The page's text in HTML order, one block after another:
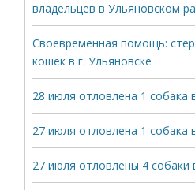
владельцев в Ульяновском
Своевременная помощь:
кошек в г. Ульяновске
28 июля отловлена 1 собака
27 июля отловлена 1 собака
27 июля отловлены 4 собаки